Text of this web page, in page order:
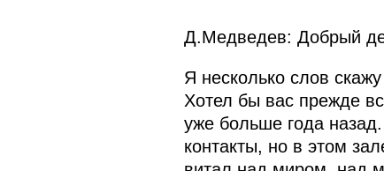
Д.Медведев: Добрый
Я несколько слов
Хотел бы вас прежде
уже больше года
контакты, но в этом